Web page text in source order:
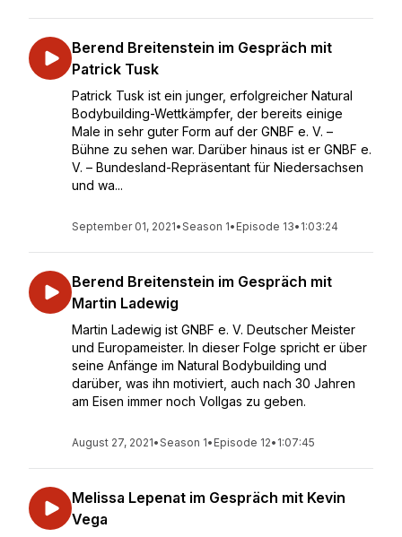
Berend Breitenstein im Gespräch mit
Patrick Tusk
Patrick Tusk ist ein junger, erfolgreicher Natural
Bodybuilding-Wettkämpfer, der bereits einige
Male in sehr guter Form auf der GNBF e. V. –
Bühne zu sehen war. Darüber hinaus ist er GNBF e.
V. – Bundesland-Repräsentant für Niedersachsen
und wa...
September 01, 2021•Season 1• Episode 13• 1:03:24
Berend Breitenstein im Gespräch mit
Martin Ladewig
Martin Ladewig ist GNBF e. V. Deutscher Meister
und Europameister. In dieser Folge spricht er über
seine Anfänge im Natural Bodybuilding und
darüber, was ihn motiviert, auch nach 30 Jahren
am Eisen immer noch Vollgas zu geben.
August 27, 2021•Season 1• Episode 12• 1:07:45
Melissa Lepenat im Gespräch mit Kevin
Vega